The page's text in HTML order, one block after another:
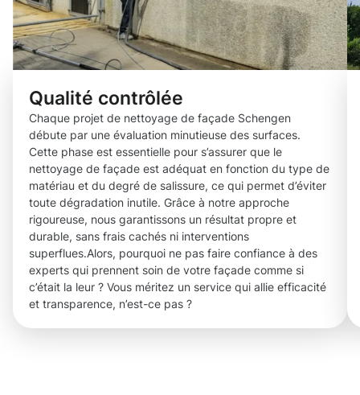
Qualité contrôlée
Chaque projet de nettoyage de façade Schengen
débute par une évaluation minutieuse des surfaces.
Cette phase est essentielle pour s’assurer que le
nettoyage de façade est adéquat en fonction du type de
matériau et du degré de salissure, ce qui permet d’éviter
toute dégradation inutile. Grâce à notre approche
rigoureuse, nous garantissons un résultat propre et
durable, sans frais cachés ni interventions
superflues.Alors, pourquoi ne pas faire confiance à des
experts qui prennent soin de votre façade comme si
c’était la leur ? Vous méritez un service qui allie efficacité
et transparence, n’est-ce pas ?